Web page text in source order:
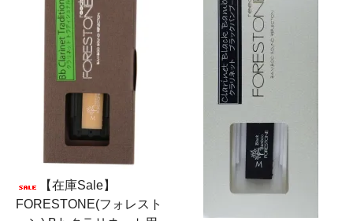
【在庫Sale】
FORESTONE(フォレスト